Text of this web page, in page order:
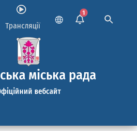
Трансляції
1
міська рада
вебсайт